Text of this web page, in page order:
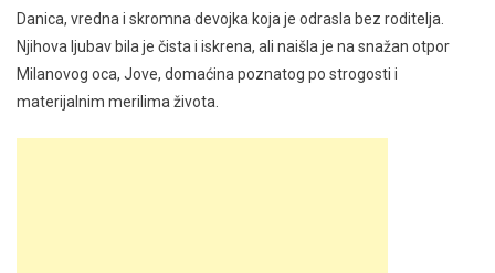
Danica, vredna i skromna devojka koja je odrasla bez roditelja.
Njihova ljubav bila je čista i iskrena, ali naišla je na snažan otpor
Milanovog oca, Jove, domaćina poznatog po strogosti i
materijalnim merilima života.